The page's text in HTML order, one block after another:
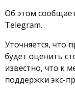
Об этом
Telegram.
Уточняется, что
будет оценить
известно, что к
поддержки экс-